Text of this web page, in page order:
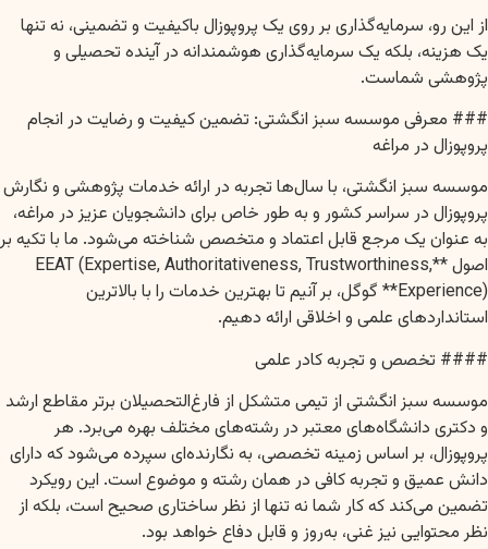
از این رو، سرمایه‌گذاری بر روی یک پروپوزال باکیفیت و تضمینی، نه تنها
یک هزینه، بلکه یک سرمایه‌گذاری هوشمندانه در آینده تحصیلی و
پژوهشی شماست.
### معرفی موسسه سبز انگشتی: تضمین کیفیت و رضایت در انجام
پروپوزال در مراغه
موسسه سبز انگشتی، با سال‌ها تجربه در ارائه خدمات پژوهشی و نگارش
پروپوزال در سراسر کشور و به طور خاص برای دانشجویان عزیز در مراغه،
به عنوان یک مرجع قابل اعتماد و متخصص شناخته می‌شود. ما با تکیه بر
اصول **EEAT (Expertise, Authoritativeness, Trustworthiness,
Experience)** گوگل، بر آنیم تا بهترین خدمات را با بالاترین
استانداردهای علمی و اخلاقی ارائه دهیم.
#### تخصص و تجربه کادر علمی
موسسه سبز انگشتی از تیمی متشکل از فارغ‌التحصیلان برتر مقاطع ارشد
و دکتری دانشگاه‌های معتبر در رشته‌های مختلف بهره می‌برد. هر
پروپوزال، بر اساس زمینه تخصصی، به نگارنده‌ای سپرده می‌شود که دارای
دانش عمیق و تجربه کافی در همان رشته و موضوع است. این رویکرد
تضمین می‌کند که کار شما نه تنها از نظر ساختاری صحیح است، بلکه از
نظر محتوایی نیز غنی، به‌روز و قابل دفاع خواهد بود.